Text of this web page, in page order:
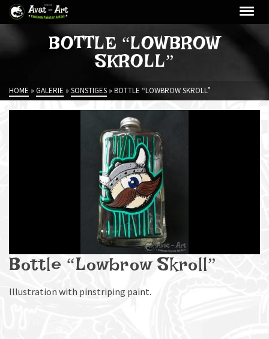
BOTTLE “LOWBROW
SKROLL”
HOME » GALERIE » SONSTIGES » BOTTLE “LOWBROW SKROLL”
Bottle “Lowbrow Skroll”
Illustration with pinstriping paint.